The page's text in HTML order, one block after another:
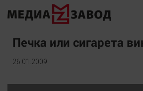
Новости
Печка или сигарета
26.01.2009